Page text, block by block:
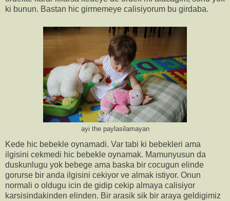
ki bunun. Bastan hic girmemeye calisiyorum bu girdaba.
ayi the paylasilamayan
Kede hic bebekle oynamadi. Var tabi ki bebekleri ama
ilgisini cekmedi hic bebekle oynamak. Mamunyusun da
duskunlugu yok bebege ama baska bir cocugun elinde
gorurse bir anda ilgisini cekiyor ve almak istiyor. Onun
normali o oldugu icin de gidip cekip almaya calisiyor
karsisindakinden elinden. Bir arasik sik bir araya geldigimiz